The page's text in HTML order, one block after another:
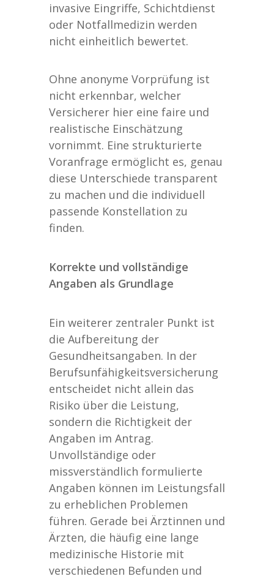
invasive Eingriffe, Schichtdienst
oder Notfallmedizin werden
nicht einheitlich bewertet.
Ohne anonyme Vorprüfung ist
nicht erkennbar, welcher
Versicherer hier eine faire und
realistische Einschätzung
vornimmt. Eine strukturierte
Voranfrage ermöglicht es, genau
diese Unterschiede transparent
zu machen und die individuell
passende Konstellation zu
finden.
Korrekte und vollständige
Angaben als Grundlage
Ein weiterer zentraler Punkt ist
die Aufbereitung der
Gesundheitsangaben. In der
Berufsunfähigkeitsversicherung
entscheidet nicht allein das
Risiko über die Leistung,
sondern die Richtigkeit der
Angaben im Antrag.
Unvollständige oder
missverständlich formulierte
Angaben können im Leistungsfall
zu erheblichen Problemen
führen. Gerade bei Ärztinnen und
Ärzten, die häufig eine lange
medizinische Historie mit
verschiedenen Befunden und